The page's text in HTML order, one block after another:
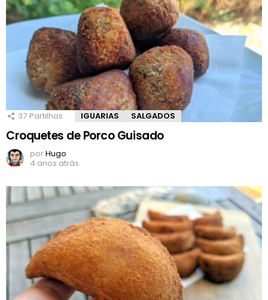
37 Partilhas IGUARIAS SALGADOS
Croquetes de Porco Guisado
porHugo
4 anos atrás